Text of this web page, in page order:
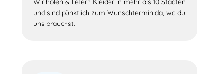
Wir holen & liefern Kleider in mehr als 10 Städten
und sind pünktlich zum Wunschtermin da, wo du
uns brauchst.